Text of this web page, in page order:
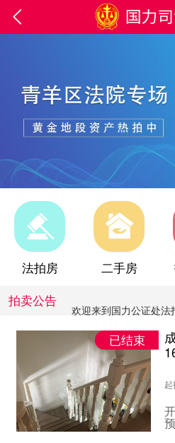

法拍房 二手房
拍卖公告
欢迎来到国力公证处
欢迎来到国力公证处
已结束